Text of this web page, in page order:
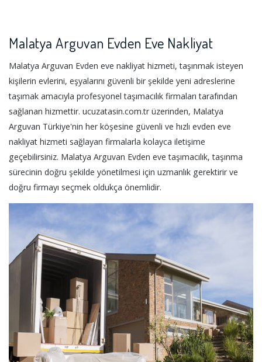
Malatya Arguvan Evden Eve Nakliyat
Malatya Arguvan Evden eve nakliyat hizmeti, taşınmak isteyen
kişilerin evlerini, eşyalarını güvenli bir şekilde yeni adreslerine
taşımak amacıyla profesyonel taşımacılık firmaları tarafından
sağlanan hizmettir. ucuzatasin.com.tr üzerinden, Malatya
Arguvan Türkiye'nin her köşesine güvenli ve hızlı evden eve
nakliyat hizmeti sağlayan firmalarla kolayca iletişime
geçebilirsiniz. Malatya Arguvan Evden eve taşımacılık, taşınma
sürecinin doğru şekilde yönetilmesi için uzmanlık gerektirir ve
doğru firmayı seçmek oldukça önemlidir.